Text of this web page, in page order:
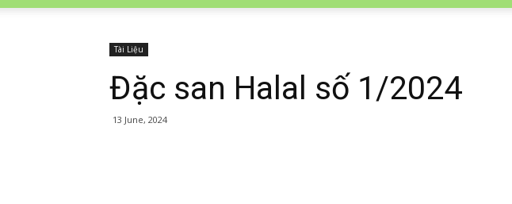
Tài Liệu
Đặc san Halal số 1/2024
13 June, 2024